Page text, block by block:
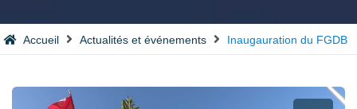
Accueil Actualités et événements Inaugauration du FGDB